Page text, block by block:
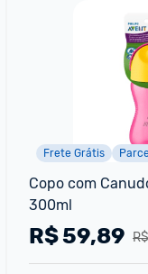
Frete Grátis
Copo com
300ml
R$59,89